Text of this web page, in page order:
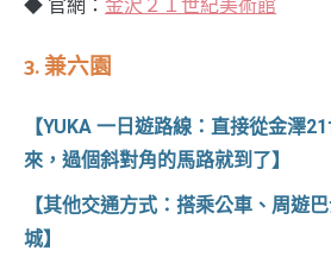
◆ 官網： 金沢２１世紀美術館
3.兼六園
【YUKA 一日遊路線：直接從金澤
來，過個斜對角的馬路就到了】
【其他交通方式：搭乘公車、周遊
城】